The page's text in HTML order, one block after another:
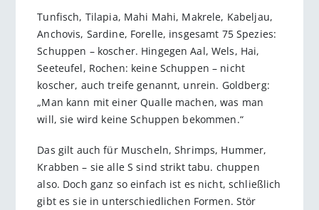
Tunfisch, Tilapia, Mahi Mahi, Makrele, Kabeljau,
Anchovis, Sardine, Forelle, insgesamt 75 Spezies:
Schuppen – koscher. Hingegen Aal, Wels, Hai,
Seeteufel, Rochen: keine Schuppen – nicht
koscher, auch treife genannt, unrein. Goldberg:
„Man kann mit einer Qualle machen, was man
will, sie wird keine Schuppen bekommen.“
Das gilt auch für Muscheln, Shrimps, Hummer,
Krabben – sie alle S sind strikt tabu. chuppen
also. Doch ganz so einfach ist es nicht, schließlich
gibt es sie in unterschiedlichen Formen. Stör